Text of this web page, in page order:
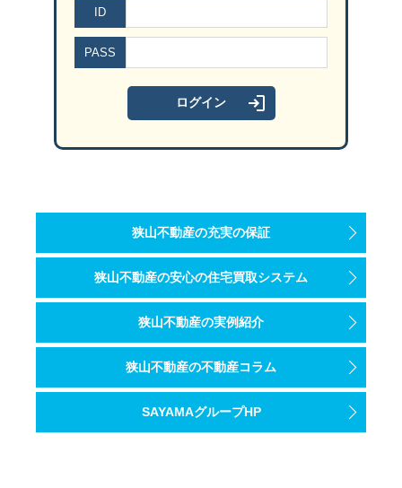
ID
PASS
狭山不動産の充実の保証
狭山不動産の安心の住宅買取システム
狭山不動産の実例紹介
狭山不動産の不動産コラム
SAYAMAグループHP